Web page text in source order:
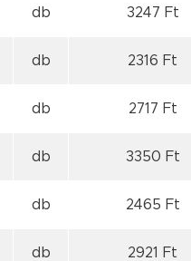
db 3247 Ft
db 2316 Ft
db 2717 Ft
db 3350 Ft
db 2465 Ft
db 2921 Ft